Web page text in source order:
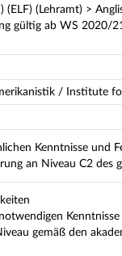
(ELF) (Lehramt) >
gültig ab WS 2020/
/ Institute
Kenntnisse und
an Niveau C2 des
gemäß den